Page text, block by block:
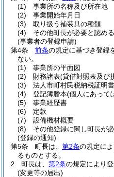
(1)
事業所の名称及び所在地
(2)
事業開始年月日
(3)
取り扱う補装具の種類
(4)
その他町長が必要と認め
(事業者の登録申請)
第4条
前条の規定に基づき登録
ない。
(1)
事業所の平面図
(2)
財務諸表(貸借対照表及び
(3)
法人市町村民税納税証明書
(4)
登記簿謄本(個人にあって
(5)
事業経歴書
(6)
定款
(7)
設備機材概要
(8)
その他登録に関し町長が
(登録の通知)
第5条
町長は、 第2条の規定に
るものとする。
2
町長は、 第2条の規定により
(変更等の届出)